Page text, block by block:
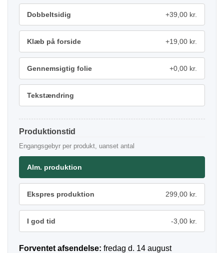
Dobbeltsidig +39,00 kr.
Klæb på forside +19,00 kr.
Gennemsigtig folie +0,00 kr.
Tekstændring
Produktionstid
Engangsgebyr per produkt, uanset antal
Alm. produktion
Ekspres produktion 299,00 kr.
I god tid -3,00 kr.
Forventet afsendelse: fredag d. 14 august